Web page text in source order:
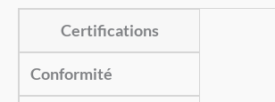
Certifications
Conformité